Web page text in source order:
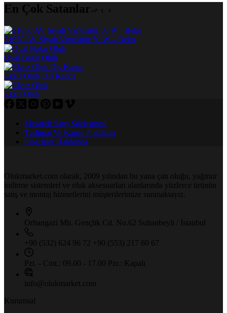
En Çok Satanlar
31650 AV Siyah Vantilatör 50 W – Beko
Oval Bakır Oluk
Eksiz Oluk Dış Kanca
Eksiz Oluk
Mesafeli Satış Sözleşmesi
Teslimat Ve Kargo Politikası
Siparişler Hakkında
Olukmarket.com olarak, 2009 yılından bu yana çatı oluğu, yağmur
indirme sistemleri ve oluk aksesuarları alanlarında yüzlerce ürünün
satış ve montaj hizmetlerini müşterilerimize sunmaktayız.
Orhangazi Mh. Gençlik Cd. No.62 Sultanbeyli / İstanbul
+90 (532) 624 96 72 +90 (553) 217 60 67
Pzt. - Cmt.: 09.00 - 17.00 Pzr.: Kapalı
info@olukmarket.com
Kurumsal